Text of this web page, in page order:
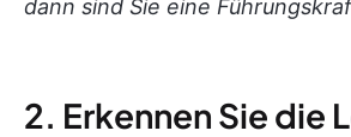
dann sind Sie eine
2. Erkennen Sie die